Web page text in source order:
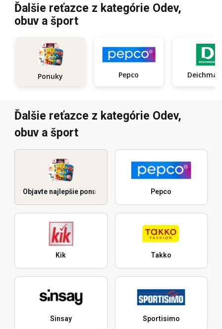
Ďalšie reťazce z kategórie Odev,
obuv a šport
Ponuky Pepco
Ďalšie reťazce z kategórie Odev,
obuv a šport
Objavte najlepšie ponuky Pepco
Kik Takko
Sinsay Sportisimo